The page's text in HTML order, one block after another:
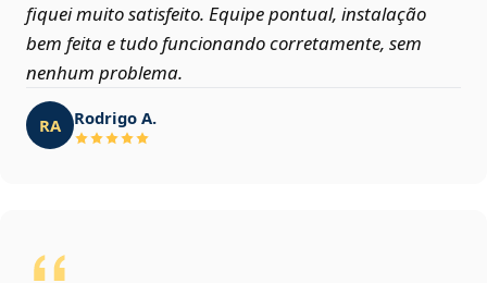
fiquei muito satisfeito. Equipe pontual, instalação
bem feita e tudo funcionando corretamente, sem
nenhum problema.
RA Rodrigo A.